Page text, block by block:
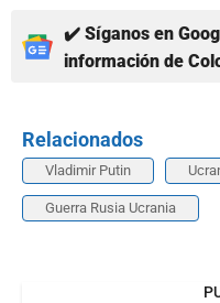
✔️ Síganos en
información de
Relacionados
Vladimir Putin
Guerra Rusia Ucrania